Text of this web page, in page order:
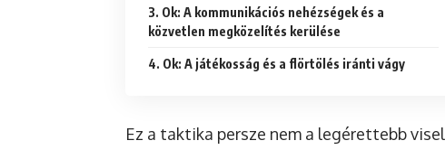
3. Ok: A kommunikációs nehézségek és a
közvetlen megközelítés kerülése
4. Ok: A játékosság és a flörtölés iránti vágy
Ez a taktika persze nem a legérettebb